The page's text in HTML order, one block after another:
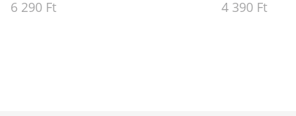
6 290 Ft 4 390 Ft